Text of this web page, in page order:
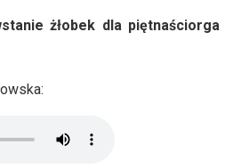
żłobek dla piętnaściorga